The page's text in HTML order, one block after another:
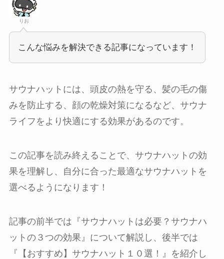
りお
こんな悩みを解決できる記事になっています！
サウナハットには、頭皮の熱を守る、髪の毛の傷
みを防止する、顔の乾燥対策になるなど、サウナ
ライフをより快適にする効果があるのです。
この記事を読み終えることで、サウナハットの効
果を理解し、自分に合った最適なサウナハットを
選べるようになります！
記事の前半では『サウナハットは必要？サウナハ
ットの３つの効果』について解説し、後半では
『【おすすめ】サウナハット１０選！』を紹介し